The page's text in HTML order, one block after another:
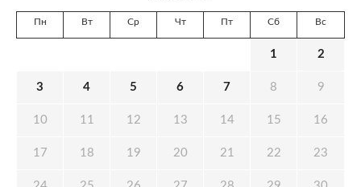
Пн Вт Ср Чт Пт Сб Вс
1 2
3 4 5 6 7 8 9
10 11 12 13 14 15 16
17 18 19 20 21 22 23